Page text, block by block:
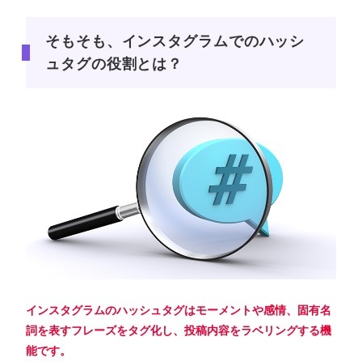
そもそも、インスタグラムでのハッシ
ュタグの役割とは？
インスタグラムのハッシュタグはモーメントや感情、固有名
詞を表すフレーズをタグ化し、投稿内容をラベリングする機
能です。